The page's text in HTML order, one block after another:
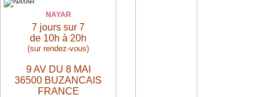
NAYAR
7 jours sur 7
de 10h à 20h
(sur rendez-vous)
9 AV DU 8 MAI
36500 BUZANCAIS
FRANCE